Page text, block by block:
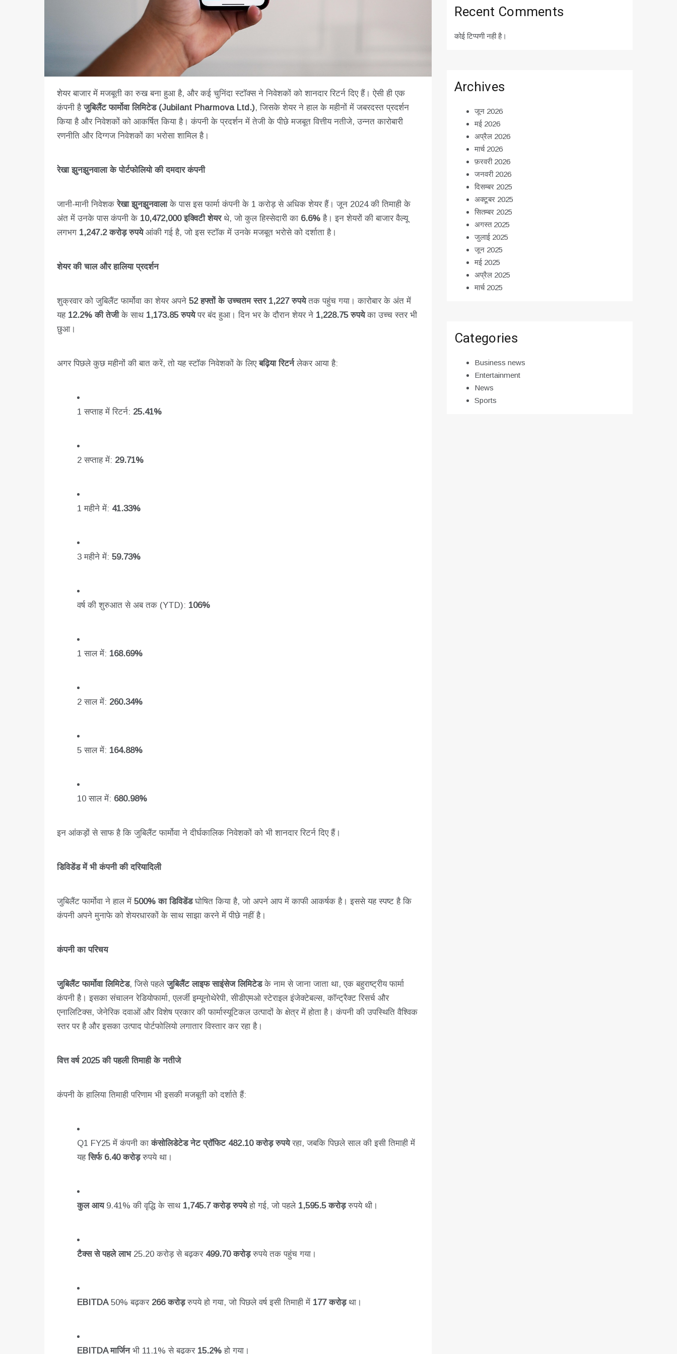
शेयर बाजार में मजबूती का रुख बना हुआ है, और कई चुनिंदा स्टॉक्स ने निवेशकों को शानदार रिटर्न दिए हैं। ऐसी ही एक
कंपनी हैजुबिलैंट फार्मोवा लिमिटेड (Jubilant Pharmova Ltd.), जिसके शेयर ने हाल के महीनों में जबरदस्त प्रदर्शन
किया है और निवेशकों को आकर्षित किया है। कंपनी के प्रदर्शन में तेजी के पीछे मजबूत वित्तीय नतीजे, उन्नत कारोबारी
रणनीति और दिग्गज निवेशकों का भरोसा शामिल है।
रेखा झुनझुनवाला के पोर्टफोलियो की दमदार कंपनी
जानी-मानी निवेशकरेखा झुनझुनवालाके पास इस फार्मा कंपनी के 1 करोड़ से अधिक शेयर हैं। जून 2024 की तिमाही के
अंत में उनके पास कंपनी के 10,472,000 इक्विटी शेयरथे, जो कुल हिस्सेदारी का 6.6%है। इन शेयरों की बाजार वैल्यू
लगभग 1,247.2 करोड़ रुपयेआंकी गई है, जो इस स्टॉक में उनके मजबूत भरोसे को दर्शाता है।
शेयर की चाल और हालिया प्रदर्शन
शुक्रवार को जुबिलैंट फार्मोवा का शेयर अपने 52 हफ्तों के उच्चतम स्तर 1,227 रुपयेतक पहुंच गया। कारोबार के अंत में
यह 12.2% की तेजीके साथ 1,173.85 रुपयेपर बंद हुआ। दिन भर के दौरान शेयर ने 1,228.75 रुपयेका उच्च स्तर भी
छुआ।
अगर पिछले कुछ महीनों की बात करें, तो यह स्टॉक निवेशकों के लिएबढ़िया रिटर्नलेकर आया है:
1 सप्ताह में रिटर्न: 25.41%
2 सप्ताह में: 29.71%
1 महीने में: 41.33%
3 महीने में: 59.73%
वर्ष की शुरुआत से अब तक (YTD): 106%
1 साल में: 168.69%
2 साल में: 260.34%
5 साल में: 164.88%
10 साल में: 680.98%
इन आंकड़ों से साफ है कि जुबिलैंट फार्मोवा ने दीर्घकालिक निवेशकों को भी शानदार रिटर्न दिए हैं।
डिविडेंड में भी कंपनी की दरियादिली
जुबिलैंट फार्मोवा ने हाल में 500% का डिविडेंडघोषित किया है, जो अपने आप में काफी आकर्षक है। इससे यह स्पष्ट है कि
कंपनी अपने मुनाफे को शेयरधारकों के साथ साझा करने में पीछे नहीं है।
कंपनी का परिचय
जुबिलैंट फार्मोवा लिमिटेड, जिसे पहलेजुबिलैंट लाइफ साइंसेज लिमिटेडके नाम से जाना जाता था, एक बहुराष्ट्रीय फार्मा
कंपनी है। इसका संचालन रेडियोफार्मा, एलर्जी इम्यूनोथेरेपी, सीडीएमओ स्टेराइल इंजेक्टेबल्स, कॉन्ट्रैक्ट रिसर्च और
एनालिटिक्स, जेनेरिक दवाओं और विशेष प्रकार की फार्मास्यूटिकल उत्पादों के क्षेत्र में होता है। कंपनी की उपस्थिति वैश्विक
स्तर पर है और इसका उत्पाद पोर्टफोलियो लगातार विस्तार कर रहा है।
वित्त वर्ष 2025 की पहली तिमाही के नतीजे
कंपनी के हालिया तिमाही परिणाम भी इसकी मजबूती को दर्शाते हैं:
Q1 FY25 में कंपनी काकंसोलिडेटेड नेट प्रॉफिट 482.10 करोड़ रुपयेरहा, जबकि पिछले साल की इसी तिमाही में
यहसिर्फ 6.40 करोड़रुपये था।
कुल आय9.41% की वृद्धि के साथ 1,745.7 करोड़ रुपयेहो गई, जो पहले 1,595.5 करोड़रुपये थी।
टैक्स से पहले लाभ25.20 करोड़ से बढ़कर 499.70 करोड़रुपये तक पहुंच गया।
EBITDA50% बढ़कर 266 करोड़रुपये हो गया, जो पिछले वर्ष इसी तिमाही में 177 करोड़था।
EBITDA मार्जिनभी 11.1% से बढ़कर 15.2%हो गया।
Recent Comments
कोई टिप्पणी नही है।
Archives
जून 2026
मई 2026
अप्रैल 2026
मार्च 2026
फ़रवरी 2026
जनवरी 2026
दिसम्बर 2025
अक्टूबर 2025
सितम्बर 2025
अगस्त 2025
जुलाई 2025
जून 2025
मई 2025
अप्रैल 2025
मार्च 2025
Categories
Business news
Entertainment
News
Sports